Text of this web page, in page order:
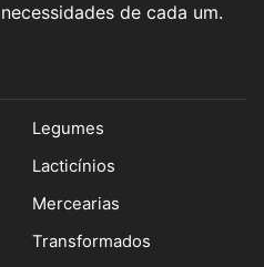
de cada um.
Legumes
Lacticínios
Mercearias
Transformados